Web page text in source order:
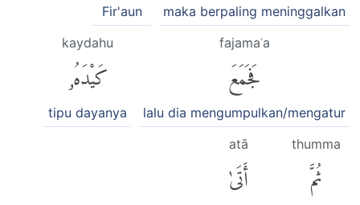
maka berpaling meninggalkan
Fir'aun
fajamaʿa
فَجَمَعَ
lalu dia mengumpulkan/mengatur
kaydahu
كَيْدَهُۥ
tipu dayanya
thumma
ثُمَّ
atā
أَتَىٰ